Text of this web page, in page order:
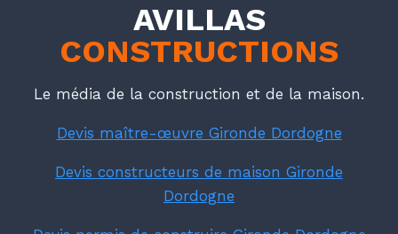
AVILLAS
CONSTRUCTIONS
Le média de la construction et de la maison.
Devis maître-œuvre Gironde Dordogne
Devis constructeurs de maison Gironde
Dordogne